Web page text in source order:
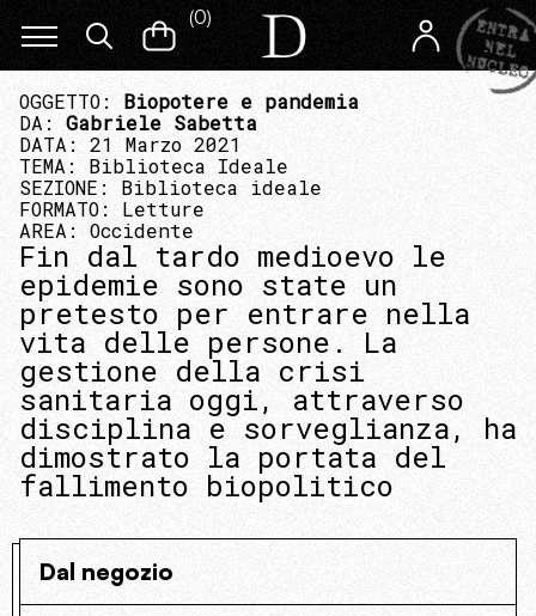
(0)
OGGETTO: Biopotere e pandemia
DA: Gabriele Sabetta
DATA: 21 Marzo 2021
TEMA: Biblioteca Ideale
SEZIONE: Biblioteca ideale
FORMATO: Letture
AREA: Occidente
Fin dal tardo medioevo le
epidemie sono state un
pretesto per entrare nella
vita delle persone. La
gestione della crisi
sanitaria oggi, attraverso
disciplina e sorveglianza, ha
dimostrato la portata del
fallimento biopolitico
Dal negozio